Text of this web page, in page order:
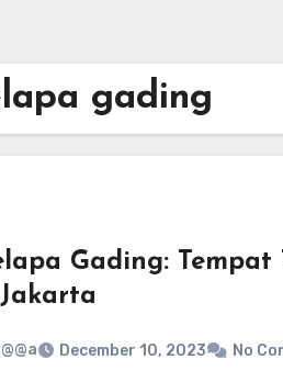
gading
Gading:
December 10, 2023 No